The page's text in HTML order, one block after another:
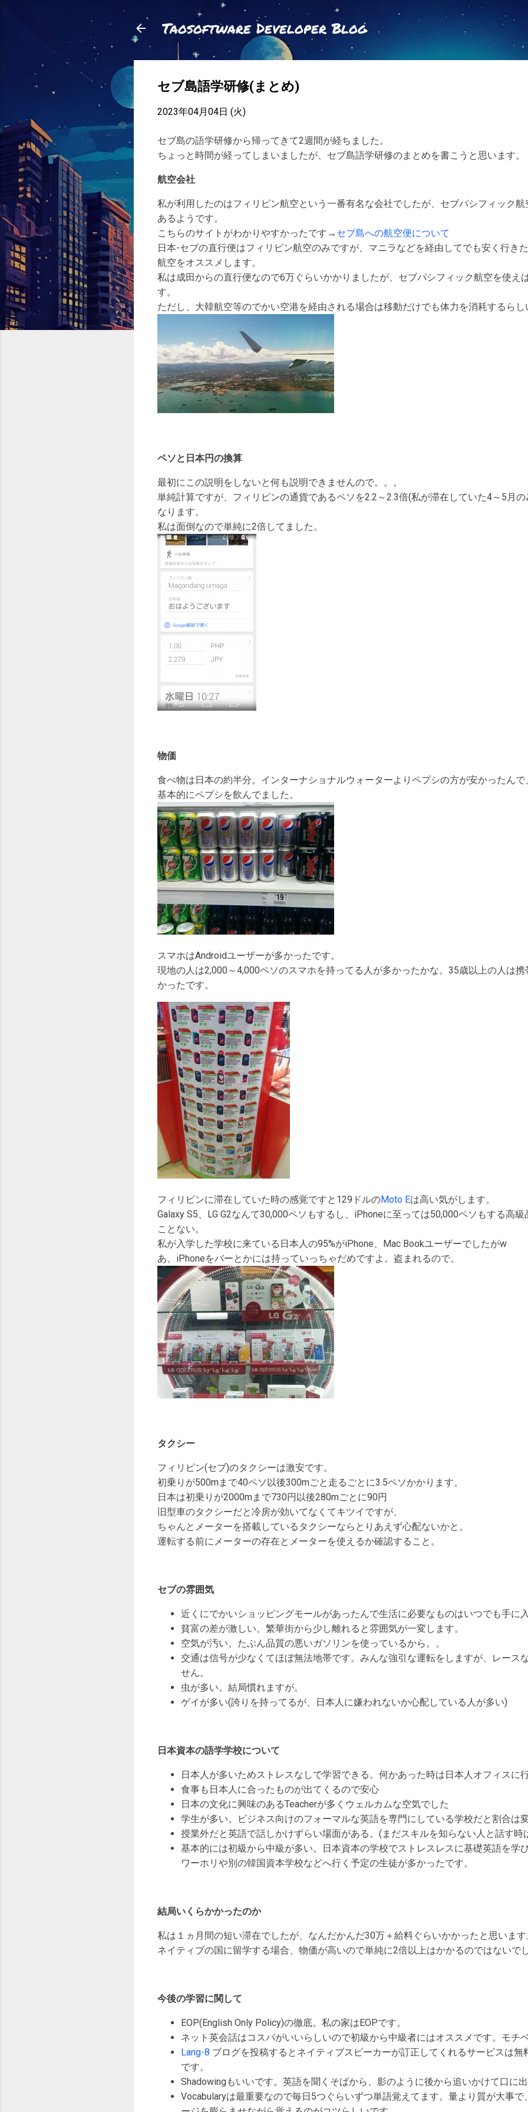
スキップしてメイン コンテンツに移動
Taosoftware Developer Blog
セブ島語学研修(まとめ)
2023年04月04日 (火)
セブ島の語学研修から帰ってきて2週間が経ちました。
ちょっと時間が経ってしまいましたが、セブ島語学研修のまとめを書こうと思います。
航空会社
私が利用したのはフィリピン航空という一番有名な会社でしたが、セブパシフィック
あるようです。
こちらのサイトがわかりやすかったです→ セブ島への航空便について
日本-セブの直行便はフィリピン航空のみですが、マニラなどを経由してでも安く行き
航空をオススメします。
私は成田からの直行便なので6万ぐらいかかりましたが、セブパシフィック航空を使え
す。
ただし、大韓航空等のでかい空港を経由される場合は移動だけでも体力を消耗するら
ペソと日本円の換算
最初にこの説明をしないと何も説明できませんので。。。
単純計算ですが、フィリピンの通貨であるペソを2.2～2.3倍(私が滞在していた4～5月
なります。
私は面倒なので単純に2倍してました。
物価
食べ物は日本の約半分。インターナショナルウォーターよりペプシの方が安かったんで
基本的にペプシを飲んでました。
スマホはAndroidユーザーが多かったです。
現地の人は2,000～4,000ペソのスマホを持ってる人が多かったかな。35歳以上の人は
かったです。
フィリピンに滞在していた時の感覚ですと129ドルのMoto Eは高い気がします。
Galaxy S5、LG G2なんて30,000ペソもするし、iPhoneに至っては50,000ペソもする高
ことない。
私が入学した学校に来ている日本人の95%がiPhone、Mac Bookユーザーでしたがw
あ、iPhoneをバーとかには持っていっちゃだめですよ。盗まれるので。
タクシー
フィリピン(セブ)のタクシーは激安です。
初乗りが500mまで40ペソ以後300mごと走るごとに3.5ペソかかります。
日本は初乗りが2000mまで730円以後280mごとに90円
旧型車のタクシーだと冷房が効いてなくてキツイですが、
ちゃんとメーターを搭載しているタクシーならとりあえず心配ないかと。
運転する前にメーターの存在とメーターを使えるか確認すること。
セブの雰囲気
近くにでかいショッピングモールがあったんで生活に必要なものはいつでも手に
貧富の差が激しい。繁華街から少し離れると雰囲気が一変します。
空気が汚い。たぶん品質の悪いガソリンを使っているから。。
交通は信号が少なくてほぼ無法地帯です。みんな強引な運転をしますが、レース
せん。
虫が多い。結局慣れますが。
ゲイが多い(誇りを持ってるが、日本人に嫌われないか心配している人が多い)
日本資本の語学学校について
日本人が多いためストレスなしで学習できる。何かあった時は日本人オフィスに
食事も日本人に合ったものが出てくるので安心
日本の文化に興味のあるTeacherが多くウェルカムな空気でした
学生が多い。ビジネス向けのフォーマルな英語を専門にしている学校だと割合は
授業外だと英語で話しかけずらい場面がある。(まだスキルを知らない人と話す時
基本的には初級から中級が多い。日本資本の学校でストレスレスに基礎英語を学
ワーホリや別の韓国資本学校などへ行く予定の生徒が多かったです。
結局いくらかかったのか
私は１ヵ月間の短い滞在でしたが、なんだかんだ30万＋給料ぐらいかかったと思いま
ネイティブの国に留学する場合、物価が高いので単純に2倍以上はかかるのではないで
今後の学習に関して
EOP(English Only Policy)の徹底。私の家はEOPです。
ネット英会話はコスパがいいらしいので初級から中級者にはオススメです。モチ
Lang-8 ブログを投稿するとネイティブスピーカーが訂正してくれるサービスは無
です。
Shadowingもいいです。英語を聞くそばから、影のように後から追いかけて口に
Vocabularyは最重要なので毎日5つぐらいずつ単語覚えてます。量より質が大事